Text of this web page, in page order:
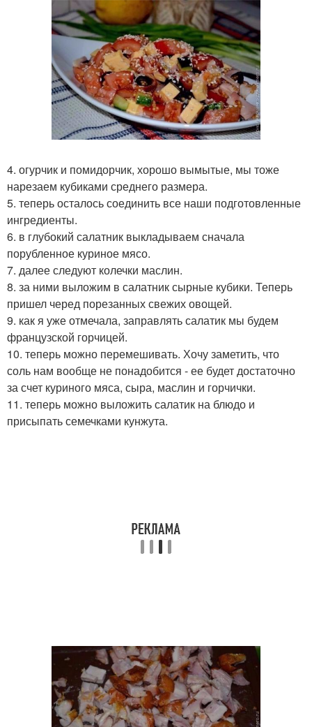
4. огурчик и помидорчик, хорошо вымытые, мы тоже
нарезаем кубиками среднего размера.
5. теперь осталось соединить все наши подготовленные
ингредиенты.
6. в глубокий салатник выкладываем сначала
порубленное куриное мясо.
7. далее следуют колечки маслин.
8. за ними выложим в салатник сырные кубики. Теперь
пришел черед порезанных свежих овощей.
9. как я уже отмечала, заправлять салатик мы будем
французской горчицей.
10. теперь можно перемешивать. Хочу заметить, что
соль нам вообще не понадобится - ее будет достаточно
за счет куриного мяса, сыра, маслин и горчички.
11. теперь можно выложить салатик на блюдо и
присыпать семечками кунжута.